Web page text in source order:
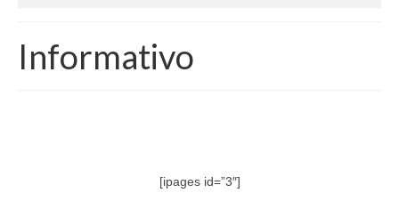
QUEM SOU
Informativo
[ipages id=”3″]